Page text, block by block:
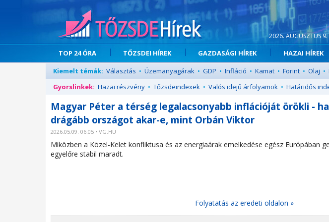
2026. AUGUSZTUS
TOP 24 ÓRA TŐZSDEI HÍREK GAZDASÁGI HÍREK HAZAI HÍREK
Kiemelt témák: Választás • Üzemanyagárak • GDP • Infláció • Kamat • Forint • Olaj •
Gyorslinkek: Hazai részvény • Tőzsdeindexek • Valós idejű árfolyamok • Határidős
Magyar Péter a térség legalacsonyabb inflációját örökli -
drágább országot akar-e, mint Orbán Viktor
2026.05.09. 06:05 • VG.HU
Miközben a Közel-Kelet konfliktusa és az energiaárak emelkedése egész Európában
egyelőre stabil maradt.
Folyatatás az eredeti oldalon »